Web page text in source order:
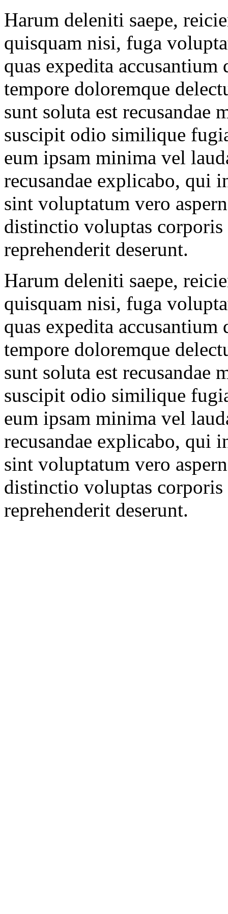
Harum deleniti saepe,
quisquam nisi, fuga
quas expedita
tempore doloremque
sunt soluta est recusandae
suscipit odio similique
eum ipsam minima vel
recusandae explicabo, qui
sint voluptatum vero
distinctio voluptas
reprehenderit deserunt.
Harum deleniti saepe,
quisquam nisi, fuga
quas expedita
tempore doloremque
sunt soluta est recusandae
suscipit odio similique
eum ipsam minima vel
recusandae explicabo, qui
sint voluptatum vero
distinctio voluptas
reprehenderit deserunt.